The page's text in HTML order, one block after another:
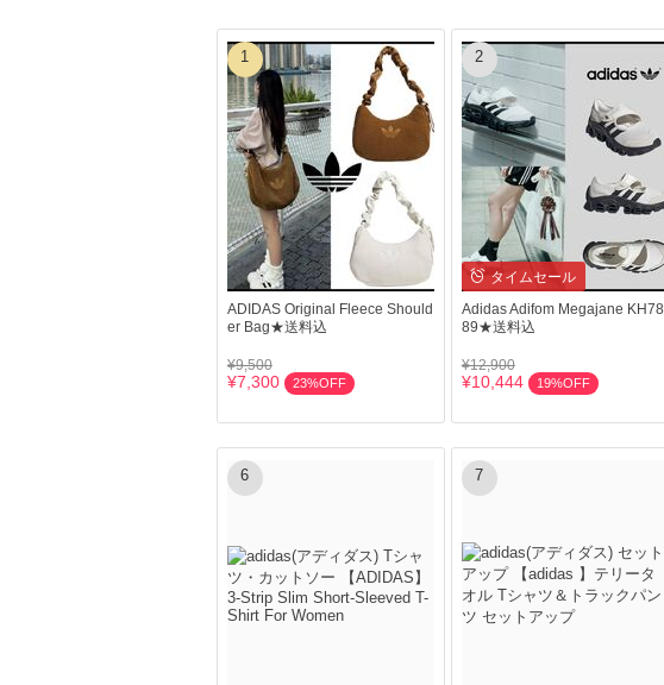
1
ADIDAS Original Fleece Should
er Bag★送料込
¥9,500
¥7,300 23%OFF
2
タイムセール
Adidas Adifom Megajane KH78
89★送料込
¥12,900
¥10,444 19%OFF
6 7